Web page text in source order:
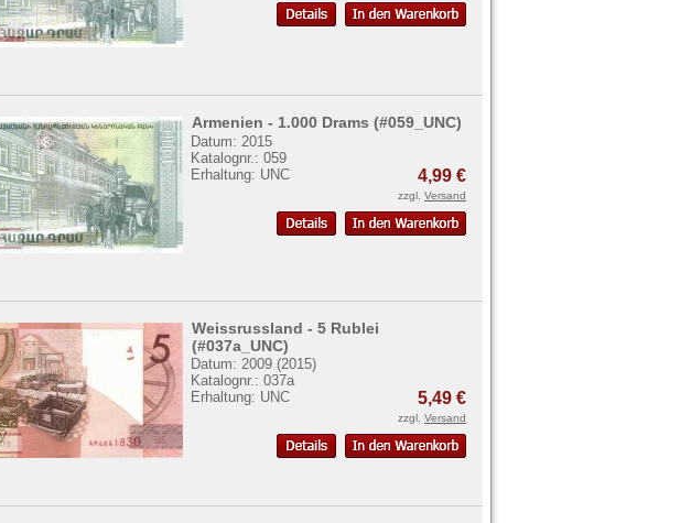
Armenien - 1.000 Drams (#059_UNC)
Datum: 2015
Katalognr.: 059
Erhaltung: UNC
4,99 €
zzgl. Versand
Weissrussland - 5 Rublei
(#037a_UNC)
Datum: 2009 (2015)
Katalognr.: 037a
Erhaltung: UNC
5,49 €
zzgl. Versand